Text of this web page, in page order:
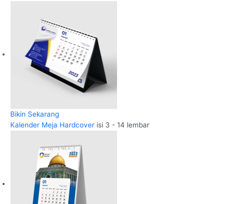
Bikin Sekarang
Kalender Meja Hardcover isi 3 - 14 lembar